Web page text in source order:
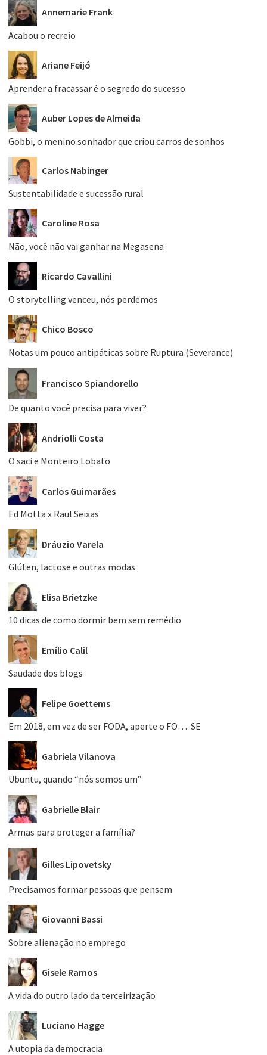
Annemarie Frank
Acabou o recreio
Ariane Feijó
Aprender a fracassar é o segredo do sucesso
Auber Lopes de Almeida
Gobbi, o menino sonhador que criou carros de sonhos
Carlos Nabinger
Sustentabilidade e sucessão rural
Caroline Rosa
Não, você não vai ganhar na Megasena
Ricardo Cavallini
O storytelling venceu, nós perdemos
Chico Bosco
Notas um pouco antipáticas sobre Ruptura (Severance)
Francisco Spiandorello
De quanto você precisa para viver?
Andriolli Costa
O saci e Monteiro Lobato
Carlos Guimarães
Ed Motta x Raul Seixas
Dráuzio Varela
Glúten, lactose e outras modas
Elisa Brietzke
10 dicas de como dormir bem sem remédio
Emílio Calil
Saudade dos blogs
Felipe Goettems
Em 2018, em vez de ser FODA, aperte o FO…-SE
Gabriela Vilanova
Ubuntu, quando “nós somos um”
Gabrielle Blair
Armas para proteger a família?
Gilles Lipovetsky
Precisamos formar pessoas que pensem
Giovanni Bassi
Sobre alienação no emprego
Gisele Ramos
A vida do outro lado da terceirização
Luciano Hagge
A utopia da democracia